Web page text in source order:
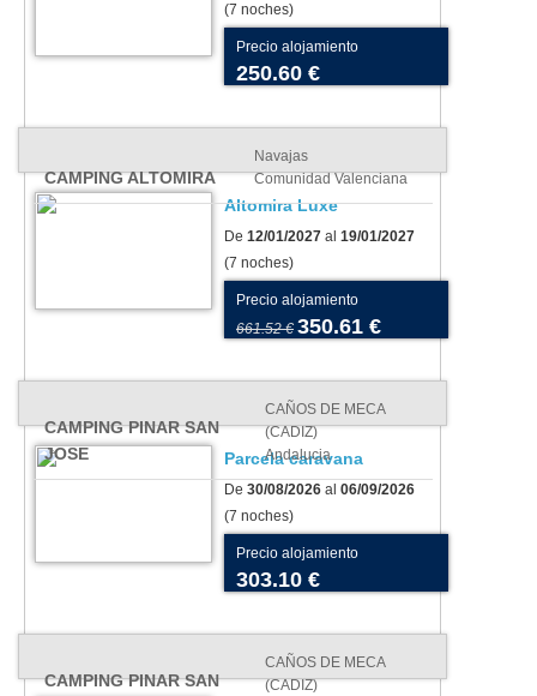
(7 noches)
Precio alojamiento
250.60 €
CAMPING ALTOMIRA
Navajas
Comunidad Valenciana
Altomira Luxe
De 12/01/2027 al 19/01/2027
(7 noches)
Precio alojamiento
661.52 € 350.61 €
CAMPING PINAR SAN
JOSE
CAÑOS DE MECA
(CADIZ)
Andalucia
Parcela caravana
De 30/08/2026 al 06/09/2026
(7 noches)
Precio alojamiento
303.10 €
CAMPING PINAR SAN
CAÑOS DE MECA
(CADIZ)